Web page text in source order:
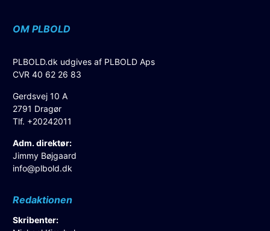
OM PLBOLD
PLBOLD.dk udgives af PLBOLD Aps
CVR 40 62 26 83
Gerdsvej 10 A
2791 Dragør
Tlf. +20242011
Adm. direktør:
Jimmy Bøjgaard
info@plbold.dk
Redaktionen
Skribenter: